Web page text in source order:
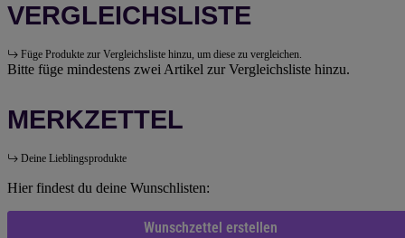
VERGLEICHSLISTE
Füge Produkte zur Vergleichsliste hinzu, um diese zu vergleichen.
Bitte füge mindestens zwei Artikel zur Vergleichsliste hinzu.
MERKZETTEL
Deine Lieblingsprodukte
Hier findest du deine Wunschlisten:
Wunschzettel erstellen